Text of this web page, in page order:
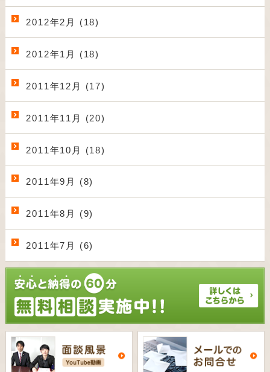
2012年2月 (18)
2012年1月 (18)
2011年12月 (17)
2011年11月 (20)
2011年10月 (18)
2011年9月 (8)
2011年8月 (9)
2011年7月 (6)